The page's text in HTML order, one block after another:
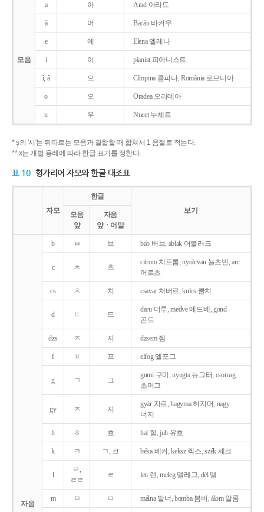
모음
a 아 Arad 아라드
ǎ 어 Bacǎu 바커우
e 에 Elena 엘레나
i 이 pianist 피아니스트
î, â 으 Cîmpina 큼피나, România 로므니아
o 오 Oradea 오라데아
u 우 Nucet 누체트
* ş의 '시'는 뒤따르는 모음과 결합할 때 합쳐서 1 음절로 적는다.
** x는 개별 용례에 따라 한글 표기를 정한다.
표 10 헝가리어 자모와 한글 대조표
자모
한글
보기
모음
앞
자음
앞ㆍ어말
자음
b ㅂ 브 bab 버브, ablak 어블러크
c ㅊ 츠
citrom 치트롬, nyolcvan 뇰츠번, arc
어르츠
cs ㅊ 치 csavar 처버르, kulcs 쿨치
d ㄷ 드
daru 더루, medve 메드베, gond
곤드
dzs ㅈ 지 dzsem 젬
f ㅍ 프 elfog 엘포그
g ㄱ 그
gumi 구미, nyugta 뉴그터, csomag
초머그
gy ㅈ 지
gyár 자르, hagyma 허지머, nagy
너지
h ㅎ 흐 hal 헐, juh 유흐
k ㅋ ㄱ, 크 béka 베커, keksz 켁스, szék 세크
l
ㄹ,
ㄹㄹ
ㄹ len 렌, meleg 멜레그, dél 델
m ㅁ ㅁ málna 말너, bomba 봄버, álom 알롬